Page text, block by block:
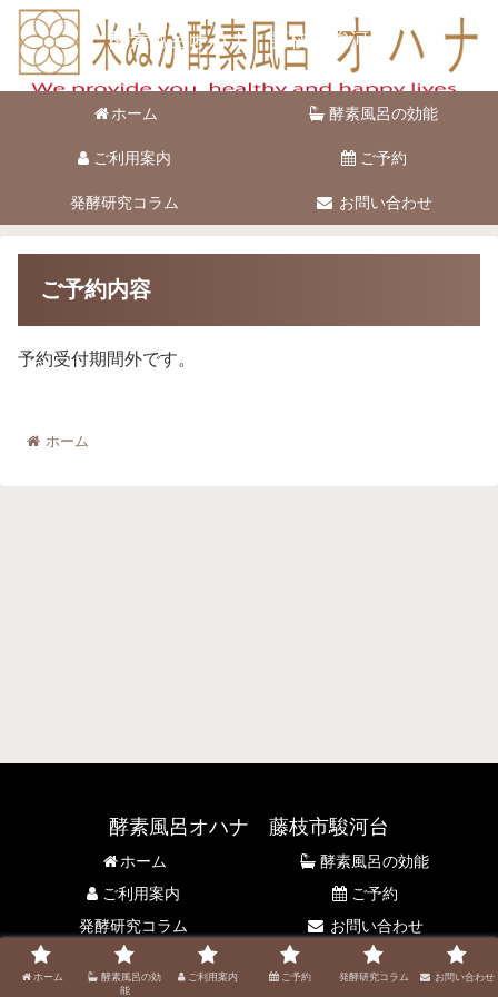
酵素風呂オハナ 藤枝市駿河台
ホーム 酵素風呂の効能
ご利用案内 ご予約
発酵研究コラム お問い合わせ
ご予約内容
予約受付期間外です。
ホーム
酵素風呂オハナ 藤枝市駿河台
ホーム
酵素風呂の効能
ご利用案内
ご予約
発酵研究コラム
お問い合わせ
© 2021 酵素風呂オハナ 藤枝市駿河台.
ホーム
酵素風呂の効
能
ご利用案内 ご予約 発酵研究コラム お問い合わせ